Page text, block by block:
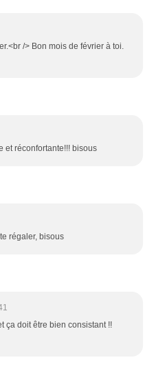
/> Bon mois de février à toi.
et réconfortante!!! bisous
régaler, bisous
ça doit être bien consistant !!